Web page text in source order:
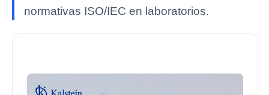
normativas ISO/IEC en laboratorios.